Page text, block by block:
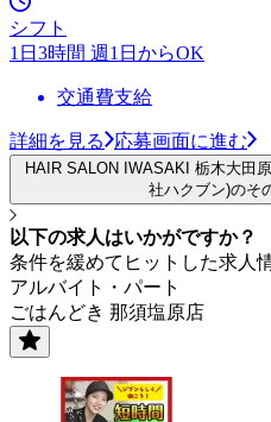
シフト
1日3時間 週1日からOK
交通費支給
詳細を見る 応募画面に進む
HAIR SALON IWASAKI 栃木大田
社ハクブン)のそ
以下の求人はいかがですか？
条件を緩めてヒットした求人
アルバイト・パート
ごはんどき 那須塩原店